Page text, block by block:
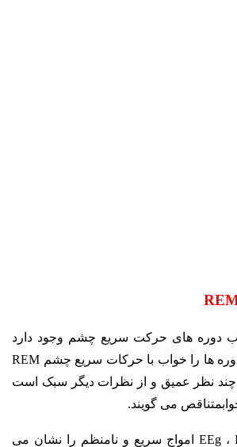
دوره های حرکت سریع چشم وجود دارد
که پژوهشگران این دوره ها را خواب با حرکات سریع چشم REM
چند نظر عمیق و از نظرات دیگر سبک است
می گویند.
در مدت خواب EEg ، REM امواج سریع و نامنظم را نشان می